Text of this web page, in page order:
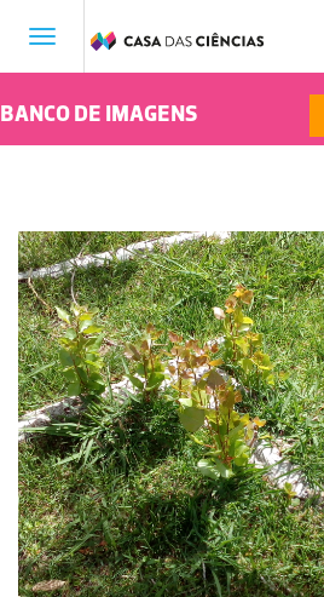
Toggle
BANCO DE IMAGENS